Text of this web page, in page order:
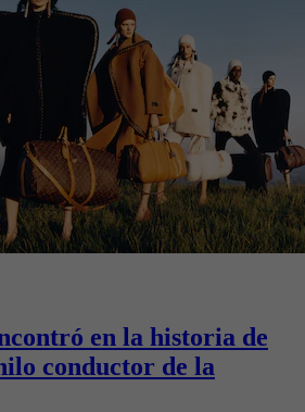
en la historia de
conductor de la